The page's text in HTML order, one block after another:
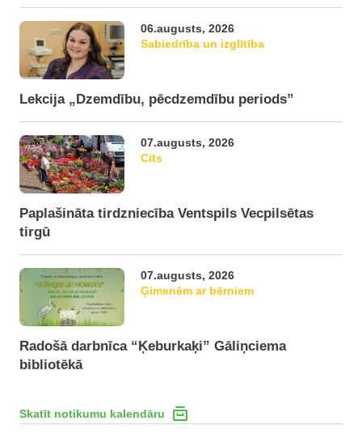
06.augusts, 2026
Sabiedrība un izglītība
Lekcija „Dzemdību, pēcdzemdību periods”
07.augusts, 2026
Cits
Paplašināta tirdzniecība Ventspils Vecpilsētas
tirgū
07.augusts, 2026
Ģimenēm ar bērniem
Radošā darbnīca “Ķeburkaķi” Gāliņciema
bibliotēkā
Skatīt notikumu kalendāru